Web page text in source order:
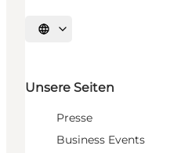
Sprache auswählen
Unsere Seiten
Presse
Business Events